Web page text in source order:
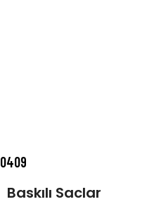
0409
Baskılı Saclar